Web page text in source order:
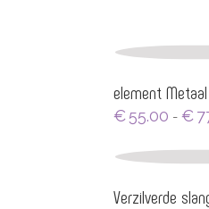
element
€ 55.00 - €
Verzilverde